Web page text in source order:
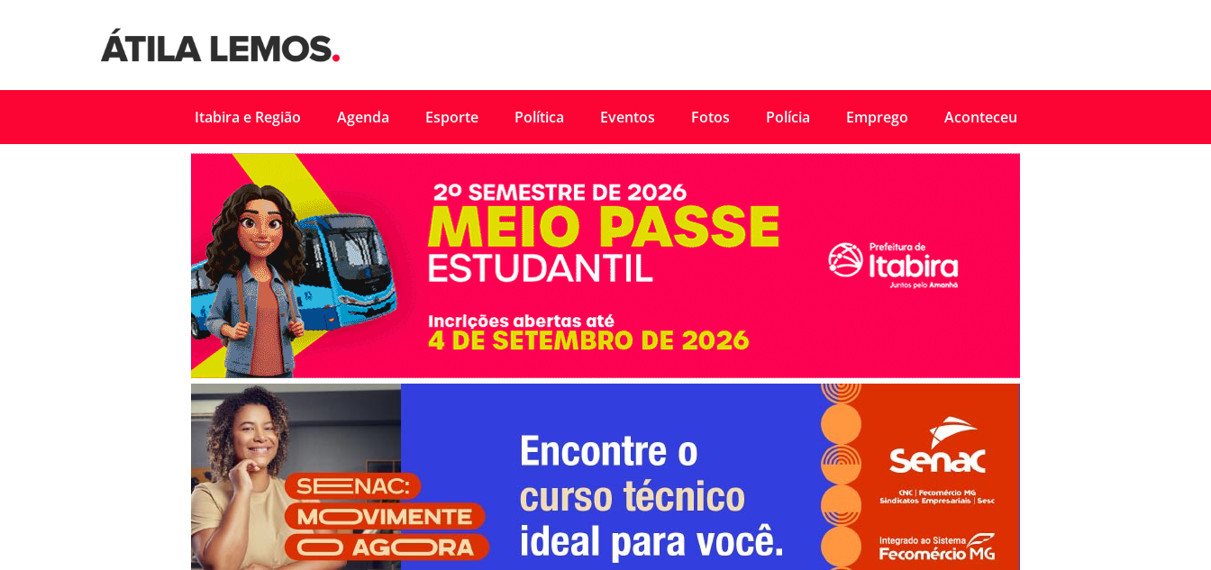
Itabira e Região Agenda Esporte Política Eventos Fotos Polícia Emprego Aconteceu